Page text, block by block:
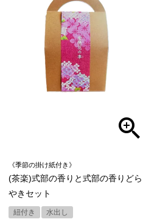
《季節の掛け紙付き》
(茶楽)式部の香りと式部の香りどら
やきセット
紐付き 水出し